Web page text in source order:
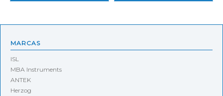
MARCAS
ISL
MBA Instruments
ANTEK
Herzog